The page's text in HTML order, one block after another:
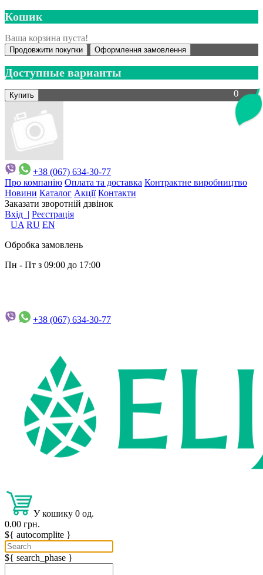
Кошик
Ваша корзина пуста!
Продовжити покупки Оформлення замовлення
0
Доступные варианты
+38 (067) 634-30-77
Про компанію Оплата та доставка Контрактне виробництво
Новини Каталог Акції Контакти
Заказати зворотній дзвінок
Вхід | Реєстрація
UA RU EN
Обробка замовлень
Пн - Пт з 09:00 до 17:00
+38 (067) 634-30-77
У кошику 0 од.
0.00 грн.
${ autocomplite }
${ search_phase }